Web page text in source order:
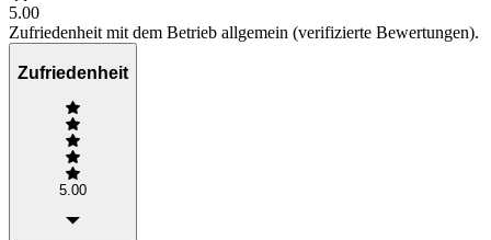
5.00
Zufriedenheit mit dem Betrieb allgemein (verifizierte Bewertungen).
Zufriedenheit
5.00